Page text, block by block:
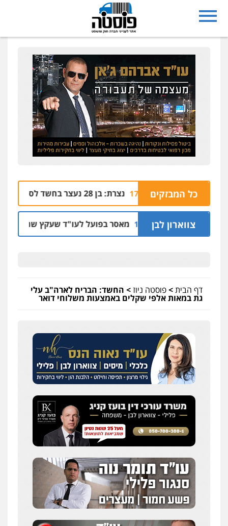
כל המבזקים
04.08 | 17:57 נצרת: בן 28 נעצר בחשד לסחיטה באיומים מטלפון שאינו שלו
צווארון לבן
04.08 | 19:10 מאסר בפועל לעו"ד שעקץ שני מיליון
דף הבית>פוסטה ניוז> החשד: הבריח לארה"ב עלי
גת במאות אלפי שקלים באמצעות משלוחי דואר